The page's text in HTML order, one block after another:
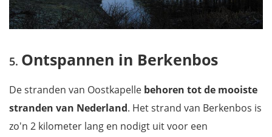
Ontspannen in Berkenbos
De stranden van Oostkapelle behoren tot de mooiste
stranden van Nederland. Het strand van Berkenbos is
zo'n 2 kilometer lang en nodigt uit voor een